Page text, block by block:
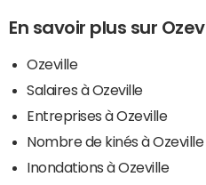
En savoir plus sur
Ozeville
Salaires à Ozeville
Entreprises à Ozeville
Nombre de kinés à Ozeville
Inondations à Ozeville